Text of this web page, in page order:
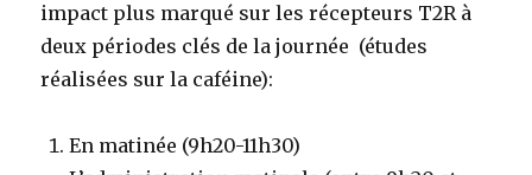
impact plus marqué sur les récepteurs T2R à
deux périodes clés de la journée (études
réalisées sur la caféine):
En matinée (9h20-11h30)